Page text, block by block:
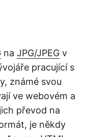
na JPG/JPEG v
pracující s
známé svou
ve webovém a
převod na
je někdy